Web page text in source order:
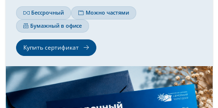
Бессрочный
Можно частями
Бумажный в офисе
Купить сертификат